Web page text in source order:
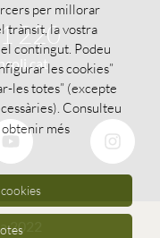
220
2022
per millorar
trànsit, la vostra
contingut. Podeu
les cookies”
les totes” (excepte
Consulteu
més